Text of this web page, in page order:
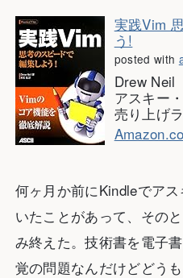
実践Vim
う!
posted with
Drew Neil
アスキー
売り上げ
何ヶ月か前にKindleでア
いたことがあって、その
み終えた。技術書を電子
覚の問題なんだけどどう